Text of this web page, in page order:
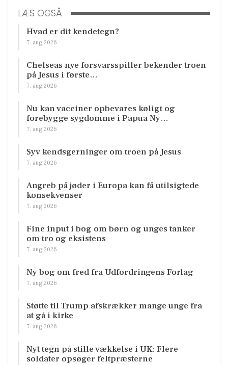
LÆS OGSÅ
Hvad er dit kendetegn?
7. aug 2026
Chelseas nye forsvarsspiller bekender troen
på Jesus i første…
7. aug 2026
Nu kan vacciner opbevares køligt og
forebygge sygdomme i Papua Ny…
7. aug 2026
Syv kendsgerninger om troen på Jesus
7. aug 2026
Angreb på jøder i Europa kan få utilsigtede
konsekvenser
7. aug 2026
Fine input i bog om børn og unges tanker
om tro og eksistens
7. aug 2026
Ny bog om fred fra Udfordringens Forlag
7. aug 2026
Støtte til Trump afskrækker mange unge fra
at gå i kirke
7. aug 2026
Nyt tegn på stille vækkelse i UK: Flere
soldater opsøger feltpræsterne